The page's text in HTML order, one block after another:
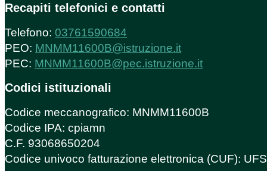
Recapiti telefonici e contatti
Telefono: 03761590684
PEO: MNMM11600B@istruzione.it
PEC: MNMM11600B@pec.istruzione.it
Codici istituzionali
Codice meccanografico: MNMM11600B
Codice IPA: cpiamn
C.F. 93068650204
Codice univoco fatturazione elettronica (CUF):